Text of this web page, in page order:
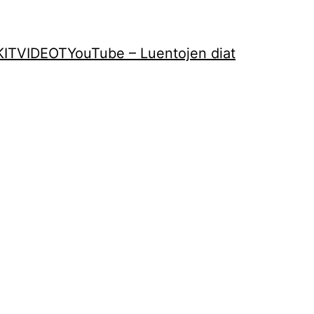
VIDEOTYouTube – Luentojen diat